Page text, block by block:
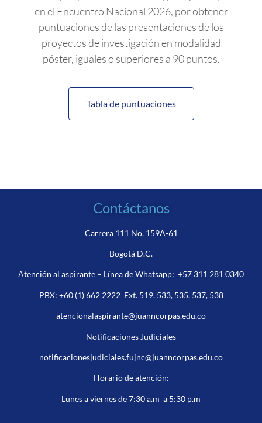
en el Encuentro Nacional 2026, por obtener
puntuaciones de las presentaciones de los
proyectos de investigación en modalidad
póster, iguales o superiores a 90 puntos.
Tabla de puntuaciones
Contáctanos
Carrera 111 No. 159A-61
Bogotá D.C.
Atención al aspirante – Línea de Whatsapp: +57 311 281 0340
PBX: +60 (1) 662 2222Ext. 519, 533, 535, 537, 538
atencionalaspirante@juanncorpas.edu.co
Notificaciones Judiciales
notificacionesjudiciales.fujnc@juanncorpas.edu.co
Horario de atención:
Lunes a viernes de 7:30 a.m a 5:30 p.m